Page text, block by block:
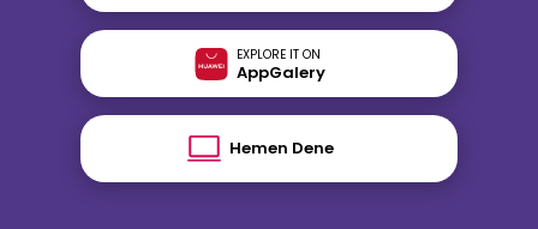
EXPLORE IT ON
AppGalery
Hemen Dene